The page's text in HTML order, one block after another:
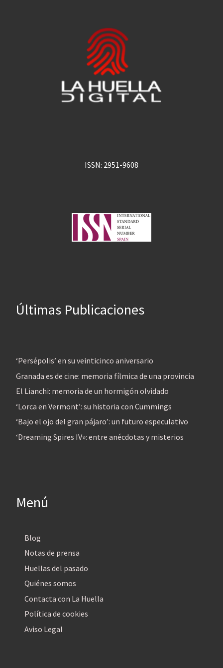
ISSN: 2951-9608
Últimas Publicaciones
‘Persépolis’ en su veinticinco aniversario
Granada es de cine: memoria fílmica de una provincia
El Lianchi: memoria de un hormigón olvidado
‘Lorca en Vermont’: su historia con Cummings
‘Bajo el ojo del gran pájaro’: un futuro especulativo
‘Dreaming Spires IV»: entre anécdotas y misterios
Menú
Blog
Notas de prensa
Huellas del pasado
Quiénes somos
Contacta con La Huella
Política de cookies
Aviso Legal